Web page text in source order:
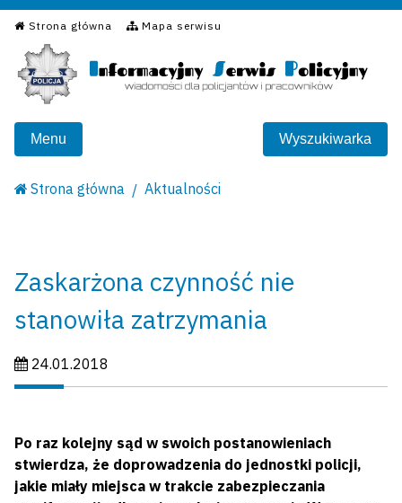
Strona główna Mapa serwisu
Informacyjny Serwis
Menu Wyszukiwarka
Strona główna Aktualności
Zaskarżona czynność nie
stanowiła zatrzymania
Data publikacji:
24.01.2018
Po raz kolejny sąd w swoich postanowieniach
stwierdza, że doprowadzenia do jednostki policji,
jakie miały miejsca w trakcie zabezpieczania